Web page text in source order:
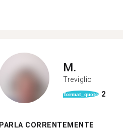
M.
Treviglio
format_quote 2
PARLA CORRENTEMENTE